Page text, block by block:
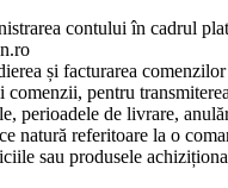
contului în cadrul
și facturarea
pentru
perioadele de livrare,
natură referitoare la o
sau produsele